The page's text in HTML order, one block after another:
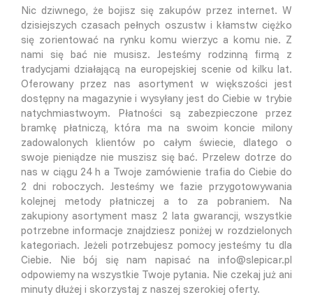
Nic dziwnego, że bojisz się zakupów przez internet. W
dzisiejszych czasach pełnych oszustw i kłamstw ciężko
się zorientować na rynku komu wierzyc a komu nie. Z
nami się bać nie musisz. Jesteśmy rodzinną firmą z
tradycjami działającą na europejskiej scenie od kilku lat.
Oferowany przez nas asortyment w większości jest
dostępny na magazynie i wysyłany jest do Ciebie w trybie
natychmiastwoym. Płatności są zabezpieczone przez
bramkę płatniczą, która ma na swoim koncie milony
zadowalonych klientów po całym świecie, dlatego o
swoje pieniądze nie muszisz się bać. Przelew dotrze do
nas w ciągu 24 h a Twoje zamówienie trafia do Ciebie do
2 dni roboczych. Jesteśmy we fazie przygotowywania
kolejnej metody płatniczej a to za pobraniem. Na
zakupiony asortyment masz 2 lata gwarancji, wszystkie
potrzebne informacje znajdziesz poniżej w rozdzielonych
kategoriach. Jeżeli potrzebujesz pomocy jesteśmy tu dla
Ciebie. Nie bój się nam napisać na info@slepicar.pl
odpowiemy na wszystkie Twoje pytania. Nie czekaj już ani
minuty dłużej i skorzystaj z naszej szerokiej oferty.